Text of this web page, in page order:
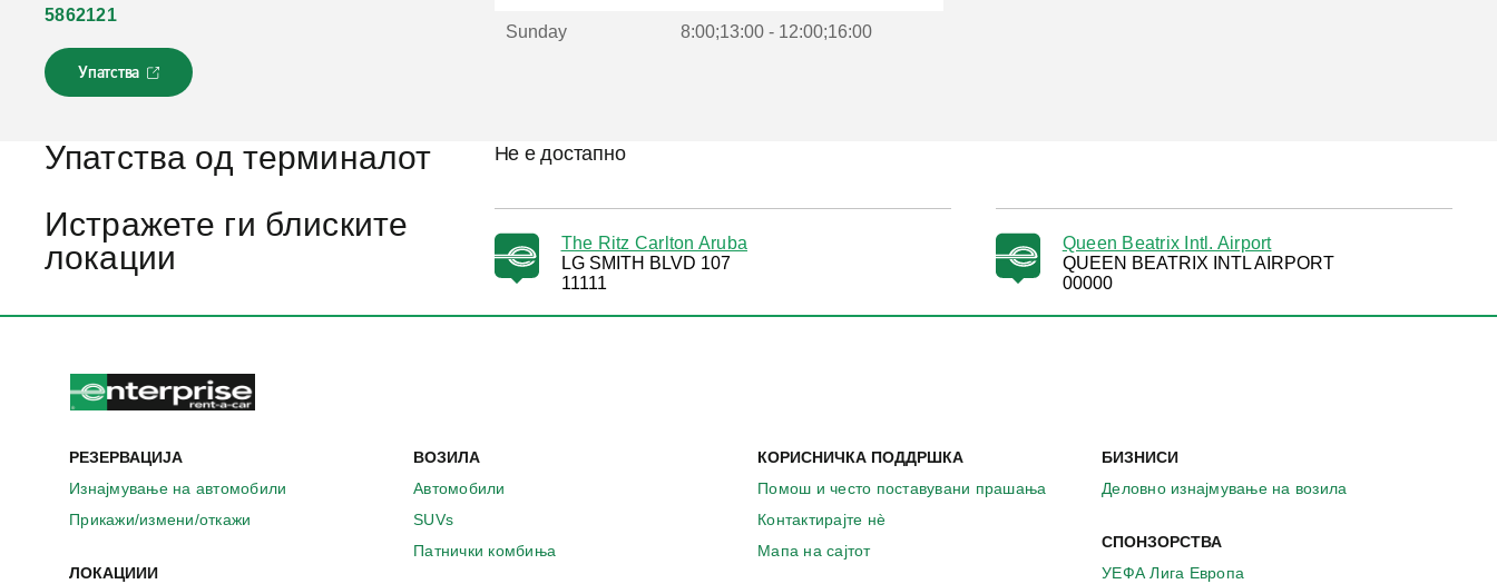
5862121
Упатства
Л
и
о
е
о
о
в
о
о
о
п
о
Sunday 8:00;13:00 - 12:00;16:00
Упатства од терминалот Не е достапно
Истражете ги блиските
локации
The Ritz Carlton Aruba
LG SMITH BLVD 107
11111
Queen Beatrix Intl. Airport
QUEEN BEATRIX INTL AIRPORT
00000
РЕЗЕРВАЦИЈА
Изнајмување на автомобили
Прикажи/измени/откажи
ЛОКАЦИИИ
ВОЗИЛА
Автомобили
SUVs
Патнички комбиња
КОРИСНИЧКА ПОДДРШКА
Помош и често поставувани прашања
Контактирајте нѐ
Мапа на сајтот
БИЗНИСИ
Деловно изнајмување на возила
СПОНЗОРСТВА
УЕФА Лига Европа